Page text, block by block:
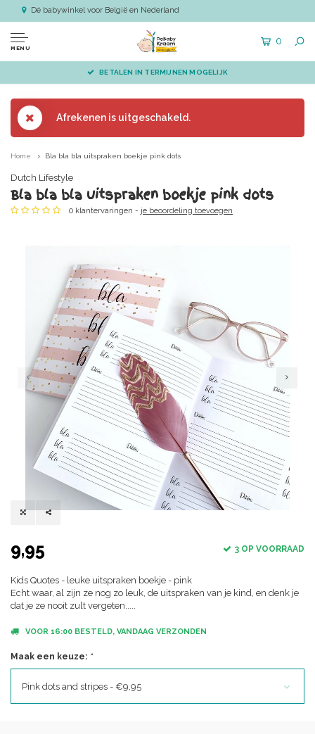
Dé babywinkel voor België en Nederland
MENU
0
BETALEN IN TERMIJNEN MOGELIJK
Afrekenen is uitgeschakeld.
Home Bla bla bla uitspraken boekje pink dots
Dutch Lifestyle
Bla bla bla uitspraken boekje pink dots
0 klantervaringen - je beoordeling toevoegen
9,95 3 OP VOORRAAD
Kids Quotes - leuke uitspraken boekje - pink
Echt waar, al zijn ze nog zo leuk, de uitspraken van je kind, en denk je
dat je ze nooit zult vergeten.....
VOOR 16:00 BESTELD, VANDAAG VERZONDEN
Maak een keuze: *
Pink dots and stripes - €9,95